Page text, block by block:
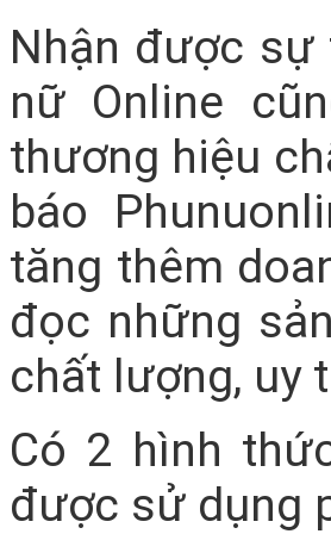
Nhận được sự
nữ Online
thương hiệu
báo
tăng thêm
đọc những
chất lượng, uy
Có 2 hình
được sử dụng